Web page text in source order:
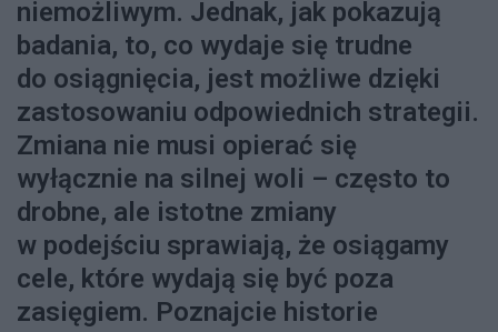
niemożliwym. Jednak, jak pokazują
badania, to, co wydaje się trudne
do osiągnięcia, jest możliwe dzięki
zastosowaniu odpowiednich strategii.
Zmiana nie musi opierać się
wyłącznie na silnej woli – często to
drobne, ale istotne zmiany
w podejściu sprawiają, że osiągamy
cele, które wydają się być poza
zasięgiem. Poznajcie historie